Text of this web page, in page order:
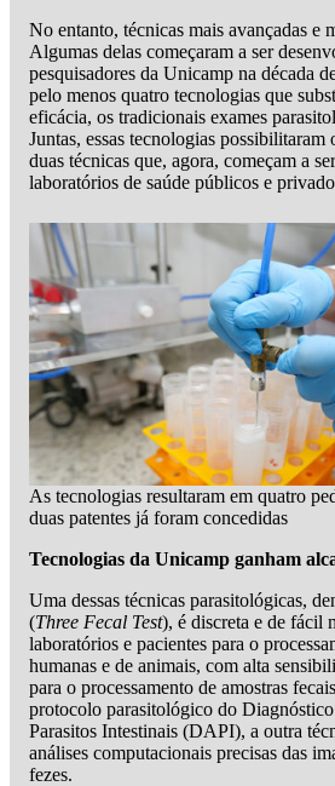
No entanto, técnicas mais avançadas e
Algumas delas começaram a ser
pesquisadores da Unicamp na década
pelo menos quatro tecnologias que
eficácia, os tradicionais exames
Juntas, essas tecnologias
duas técnicas que, agora, começam a
laboratórios de saúde públicos e
As tecnologias resultaram em quatro
duas patentes já foram concedidas
Tecnologias da Unicamp ganham
Uma dessas técnicas parasitológicas,
(Three Fecal Test), é discreta e de fácil
laboratórios e pacientes para o
humanas e de animais, com alta
para o processamento de amostras
protocolo parasitológico do
Parasitos Intestinais (DAPI), a outra
análises computacionais precisas das
fezes.